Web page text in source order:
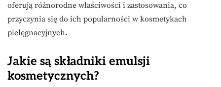
oferują różnorodne właściwości i zastosowania, co
przyczynia się do ich popularności w kosmetykach
pielęgnacyjnych.
Jakie są składniki emulsji
kosmetycznych?